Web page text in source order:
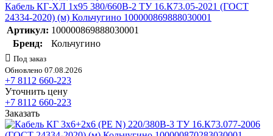
Кабель КГ-ХЛ 1х95 380/660В-2 ТУ 16.К73.05-2021 (ГОСТ
24334-2020) (м) Кольчугино 100000869888030001
Артикул: 100000869888030001
Бренд:
Кольчугино
Под заказ
Обновлено 07.08.2026
+7 8112 660-223
Уточнить цену
+7 8112 660-223
Заказать